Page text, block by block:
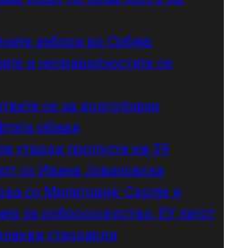
избори во Србија:
и неправилностите се
се за долготрајни
објави
утврди пропусти кај 39
со Ивана Јовановска
со Милатовиќ: Скопје и
за добрососедство, ЕУ патот
стандарди